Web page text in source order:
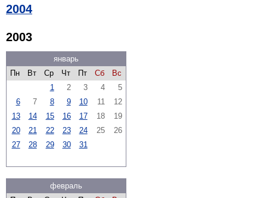
2004
2003
январь
Пн
Вт Ср Чт Пт Сб
Вс
1
2 3 4
5
6
7 8 9 10 11
12
13
14 15 16 17 18
19
20
21 22 23 24 25
26
27
28 29 30 31
февраль